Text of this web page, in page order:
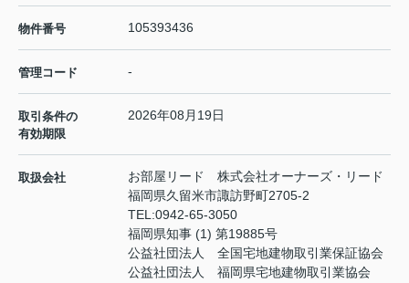
物件番号 105393436
管理コード -
取引条件の
有効期限
2026年08月19日
取扱会社
お部屋リード 株式会社オーナーズ・リード
福岡県久留米市諏訪野町2705-2
TEL:0942-65-3050
福岡県知事 (1) 第19885号
公益社団法人 全国宅地建物取引業保証協会
公益社団法人 福岡県宅地建物取引業協会